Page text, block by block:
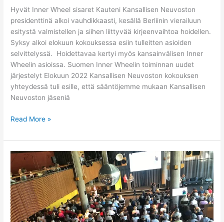
Hyvät Inner Wheel sisaret Kauteni Kansallisen Neuvoston
presidenttinä alkoi vauhdikkaasti, kesällä Berliinin vierailuun
esitystä valmistellen ja siihen liittyvää kirjeenvaihtoa hoidellen.
Syksy alkoi elokuun kokouksessa esiin tulleitten asioiden
selvittelyssä. Hoidettavaa kertyi myös kansainvälisen Inner
Wheelin asioissa. Suomen Inner Wheelin toiminnan uudet
järjestelyt Elokuun 2022 Kansallisen Neuvoston kokouksen
yhteydessä tuli esille, että sääntöjemme mukaan Kansallisen
Neuvoston jäseniä
Read More »
European
Rally
In
Berlin
2022